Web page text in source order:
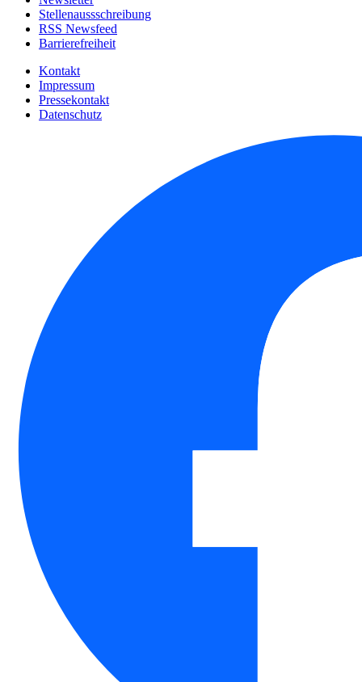
Stellenaussschreibung
RSS Newsfeed
Barrierefreiheit
Kontakt
Impressum
Pressekontakt
Datenschutz